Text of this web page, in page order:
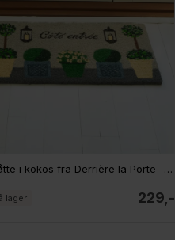
Dørmåtte i kokos fra Derrière la Porte - Indgang, blomster
229,-
lager